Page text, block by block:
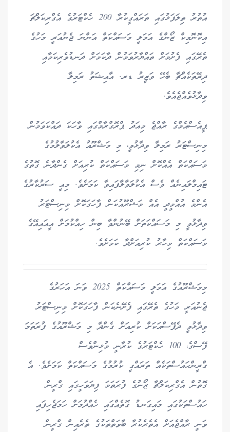
އުތުރު ތިލަފަޅުގައި ތަރައްގީކުރާ 200 ހެކްޓަރުގެ އެގްރިކަލްޗަ
އިކޮނޮމިކް ޒޯންގެ އަމަލީ މަސައްކަތް އަންނަ ޖެނުއަރީ މަހުގެ
ތެރޭގައި ފެށުމަށް ތައްޔާރުވަމުން ދާކަމަށް ދަނޑުވެރިކަމާއި
ދިރޭތަކެއްޗާ ބެހޭ ވަޒީރު ޑރ. އާއިޝަތު ރަމިލާ
ވިދާޅުވެއްޖެއެވެ.
ޕީއެސްއެމްގެ ރާއްޖެ މިއަދު ޕްރޮގްރާމްގައި ވާހަކަ ދައްކަވަމުން
މިނިސްޓަރު ރަމިލާ ވިދާޅުވީ، މި މަޝްރޫއު އެކުލަވާލުމުގެ
މަސައްކަތް އެއްކޮށް ނިމި މަސައްކަތް ކުރިއަށް ގެންދާނެ ގޮތުގެ
ޓައިމްލައިނެއް ވެސް އެކުލަވާލާފައިވާ ކަމަށެވެ. މިއީ ސަރުކާރުގެ
އެންމެ އުއްމީދީ އެއް މަޝްރޫއުކަން ފާހަގަކޮށް މިނިސްޓަރު
ވިދާޅުވީ މި މަސައްކަތަށް ބޭނުންވާ ބިން ހިއްކުމަށް އީއައިއޭގެ
މަސައްކަތް މިހާރު ކުރިއަށްދާ ކަމަށެވެ.
މިމަޝްރޫއުގެ އަމަލީ މަސައްކަތް 2025 ވަނަ އަހަރުގެ
ޖެނުއަރީ މަހުގެ ތެރޭގައި ފެށޭނެކަން ފާހަގަކޮށް މިނިސްޓަރު
ވިދާޅުވީ ދެފޭސްއަކަށް ކުރިއަށް ގެންދާ މި މަޝްރޫއުގެ ފުރަތަމަ
ފޭސްގެ، 100 ހެކްޓަރުގެ ކުރާނީ މުޅިންވެސް
ގްރީންހައުސްތަކެއް ތަރައްގީ ކުރުމުގެ މަސައްކަތް ކަމަށެވެ. އެ
ގޮތުން އެގްރިކަލްޗާ ޒޯނުގެ ފުރަތަމަ ފިޔަވަހީގައި ގްރީން
ހައުސްތަކުގައި މައިގަނޑު ގޮތެއްގައި ހެއްދުމަށް ހަމަޖެހިފައި
ވަނީ ރާއްޖެއަށް އެތެރެކުރާ ބާވަތްތަކުގެ ތެރެއިން ގްރީން